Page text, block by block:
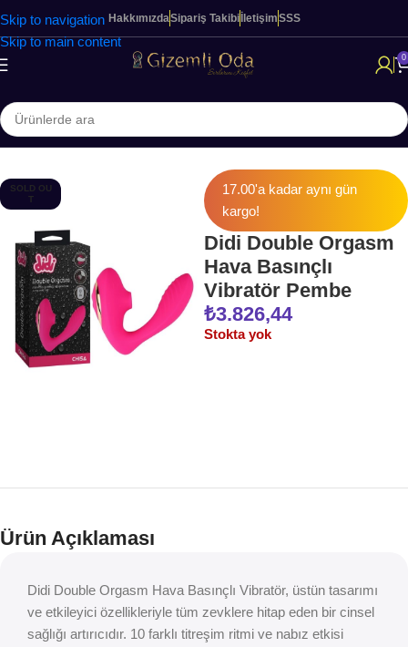
Skip to navigation
Skip to main content
HakkımızdaSipariş Takibi İletişimSSS
0
Ana Sayfa KADINLARA ÖZEL ÜRÜNLER Modern Vibratörler
SOLD OU
T
17.00'a kadar aynı gün
kargo!
Didi Double Orgasm
Hava Basınçlı
Vibratör Pembe
₺3.826,44
Stokta yok
Ürün Açıklaması
Didi Double Orgasm Hava Basınçlı Vibratör, üstün tasarımı
ve etkileyici özellikleriyle tüm zevklere hitap eden bir cinsel
sağlığı artırıcıdır. 10 farklı titreşim ritmi ve nabız etkisi